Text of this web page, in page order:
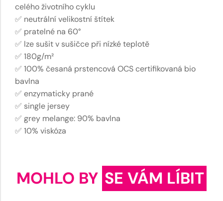
celého životního cyklu
✅ neutrální velikostní štítek
✅ pratelné na 60°
✅ lze sušit v sušičce při nízké teplotě
✅ 180g/m²
✅ 100% česaná prstencová OCS certifikovaná bio
bavlna
✅ enzymaticky prané
✅ single jersey
✅ grey melange: 90% bavlna
✅ 10% viskóza
MOHLO BY SE VÁM LÍBIT